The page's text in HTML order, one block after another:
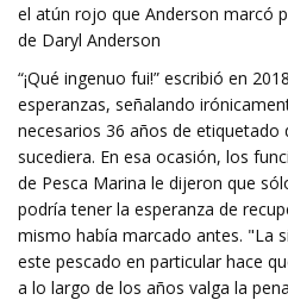
el atún rojo que Anderson marcó
de Daryl Anderson
“¡Qué ingenuo fui!” escribió en
esperanzas, señalando
necesarios 36 años de
sucediera. En esa ocasión, los
de Pesca Marina le dijeron que
podría tener la esperanza de
mismo había marcado antes. "La
este pescado en particular hace
a lo largo de los años valga la